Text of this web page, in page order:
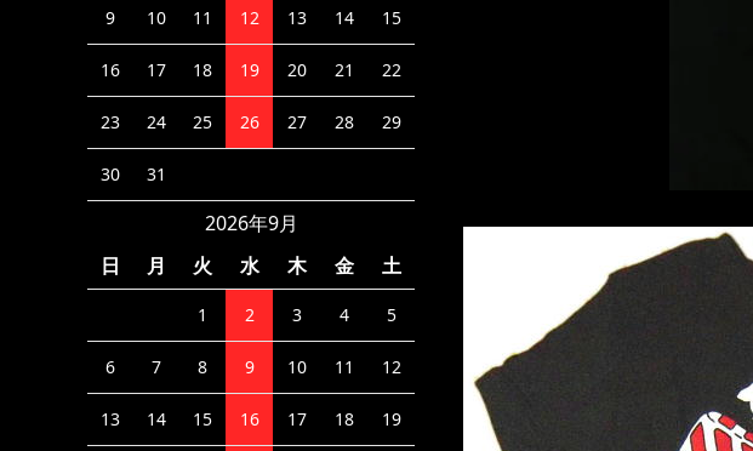
9 10 11 12 13 14 15
16 17 18 19 20 21 22
23 24 25 26 27 28 29
30 31
2026年9月
日
月 火 水 木 金 土
1 2 3 4 5
6 7 8 9 10 11 12
13 14 15 16 17 18 19